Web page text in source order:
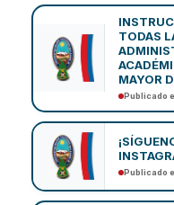
TODAS
MAYOR
Publicado
Publicado